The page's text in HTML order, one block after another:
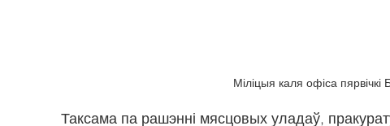
Міліцыя каля офіса
Таксама па рашэнні мясцовых уладаў,